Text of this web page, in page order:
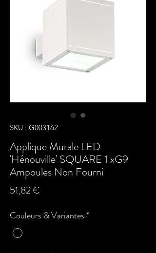
SKU : G003162
Applique Murale LED
'Hénouville' SQUARE 1 xG9
Ampoules Non Fourni
51,82 €
Couleurs & Variantes*